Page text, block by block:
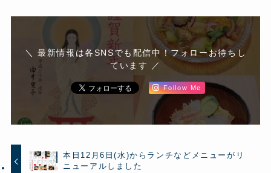
＼ 最新情報は各SNSでも配信中！フォローお待ちし
ています ／
Follow Me
本日12月6日(水)からランチなどメニューがリ
ニューアルしました